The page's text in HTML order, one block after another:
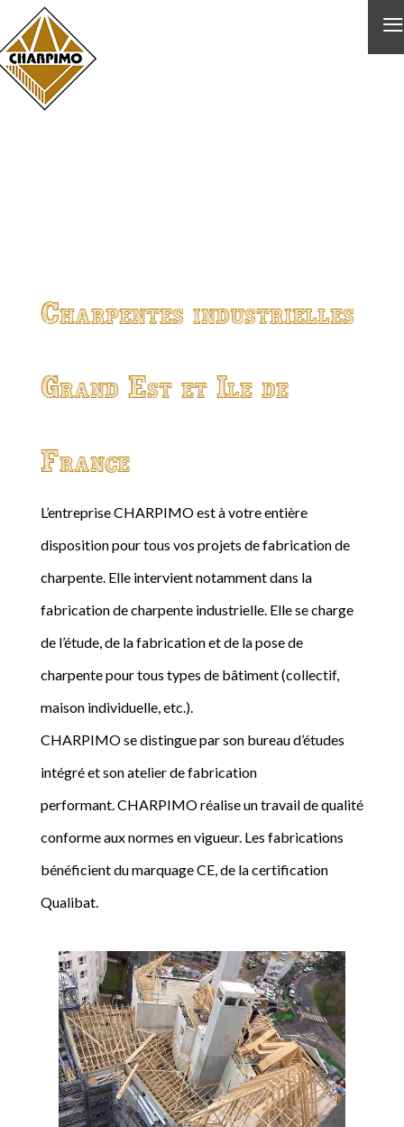
≡
Charpentes industrielles
Grand Est et Ile de
France
L’entreprise CHARPIMO est à votre entière
disposition pour tous vos projets de fabrication de
charpente. Elle intervient notamment dans la
fabrication de charpente industrielle. Elle se charge
de l’étude, de la fabrication et de la pose de
charpente pour tous types de bâtiment (collectif,
maison individuelle, etc.).
CHARPIMO se distingue par son bureau d’études
intégré et son atelier de fabrication
performant. CHARPIMO réalise un travail de qualité
conforme aux normes en vigueur. Les fabrications
bénéficient du marquage CE, de la certification
Qualibat.